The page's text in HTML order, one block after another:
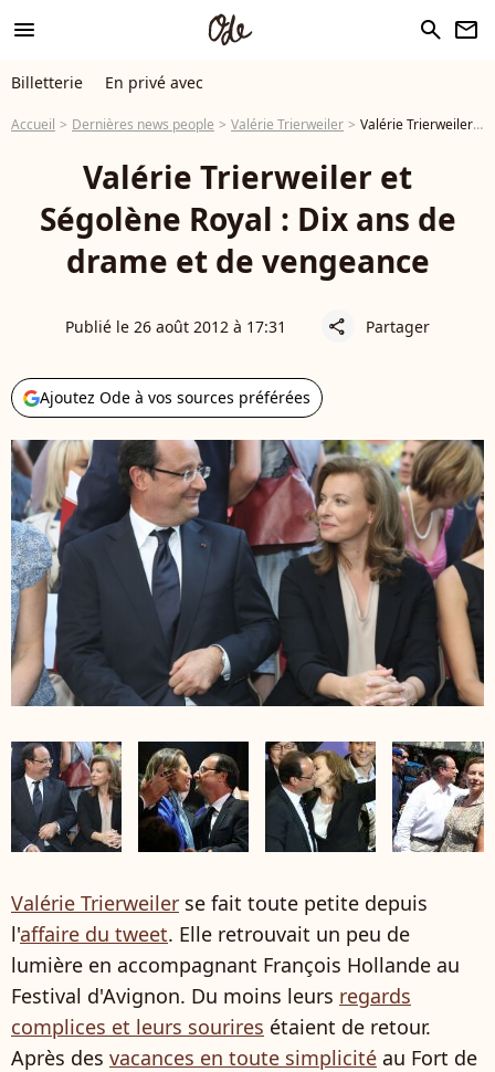
menu search newsletter
Billetterie En privé avec
Accueil Dernières news people Valérie Trierweiler Valérie Trierweiler et Ségolène Royal : Dix ans de drame et de vengeance
Valérie Trierweiler et
Ségolène Royal : Dix ans de
drame et de vengeance
Publié le 26 août 2012 à 17:31 share Partager
Ajoutez Ode à vos sources préférées
Valérie Trierweiler se fait toute petite depuis
l'affaire du tweet. Elle retrouvait un peu de
lumière en accompagnant François Hollande au
Festival d'Avignon. Du moins leurs regards
complices et leurs sourires étaient de retour.
Après des vacances en toute simplicité au Fort de